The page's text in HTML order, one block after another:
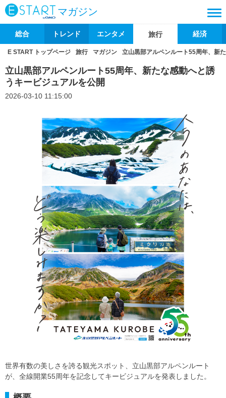
マガジン
総合 トレンド エンタメ 旅行 経済
E START トップページ 旅行 マガジン 立山黒部アルペンルート55周年、新
立山黒部アルペンルート55周年、新たな感動へと誘
うキービジュアルを公開
2026-03-10 11:15:00
世界有数の美しさを誇る観光スポット、立山黒部アルペンルート
が、全線開業55周年を記念してキービジュアルを発表しました。